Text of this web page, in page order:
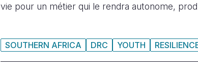
vie pour un métier qui le rendra autonome,
SOUTHERN AFRICA DRC YOUTH